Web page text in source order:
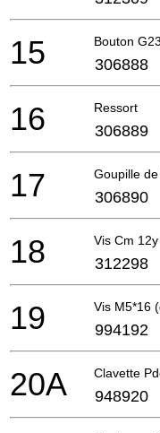
Bouton
15 306888
Ressort
16 306889
Goupille
17 306890
Vis Cm 12y
18 312298
Vis M5*16
19 994192
Clavette
20A 948920